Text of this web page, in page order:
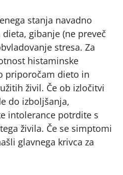
stanja navadno
gibanje (ne preveč
stresa. Za
histaminske
priporočam dieto in
živil. Če ob izločitvi
do izboljšanja,
intolerance potrdite s
živila. Če se simptomi
glavnega krivca za